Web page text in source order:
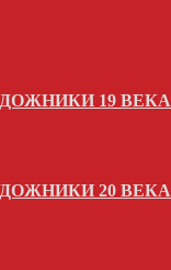
19 ВЕКА
20 ВЕКА